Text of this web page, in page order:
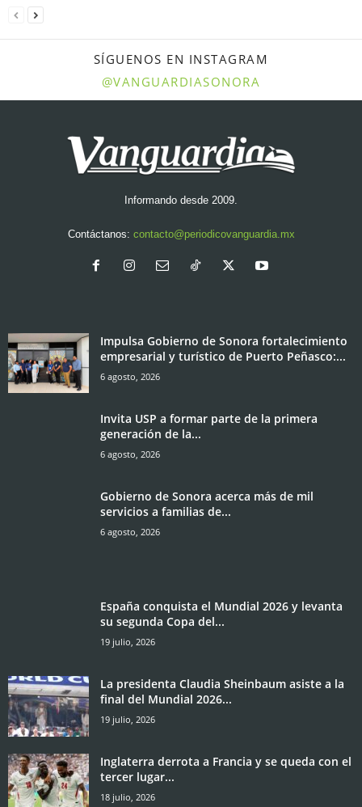
SÍGUENOS EN INSTAGRAM
@VANGUARDIASONORA
Informando desde 2009.
Contáctanos: contacto@periodicovanguardia.mx
Impulsa Gobierno de Sonora fortalecimiento
empresarial y turístico de Puerto Peñasco:...
6 agosto, 2026
Invita USP a formar parte de la primera
generación de la...
6 agosto, 2026
Gobierno de Sonora acerca más de mil
servicios a familias de...
6 agosto, 2026
España conquista el Mundial 2026 y levanta
su segunda Copa del...
19 julio, 2026
La presidenta Claudia Sheinbaum asiste a la
final del Mundial 2026...
19 julio, 2026
Inglaterra derrota a Francia y se queda con el
tercer lugar...
18 julio, 2026